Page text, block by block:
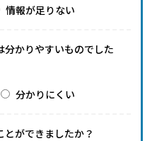
情報が足りない
かりやすいものでした
分かりにくい
ができましたか？